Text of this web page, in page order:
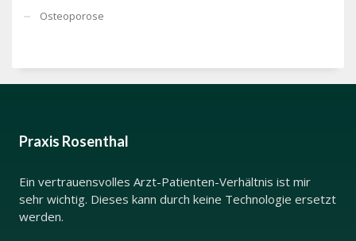
Osteoporose
Praxis Rosenthal
Ein vertrauensvolles Arzt-Patienten-Verhältnis ist mir
sehr wichtig. Dieses kann durch keine Technologie ersetzt
werden.